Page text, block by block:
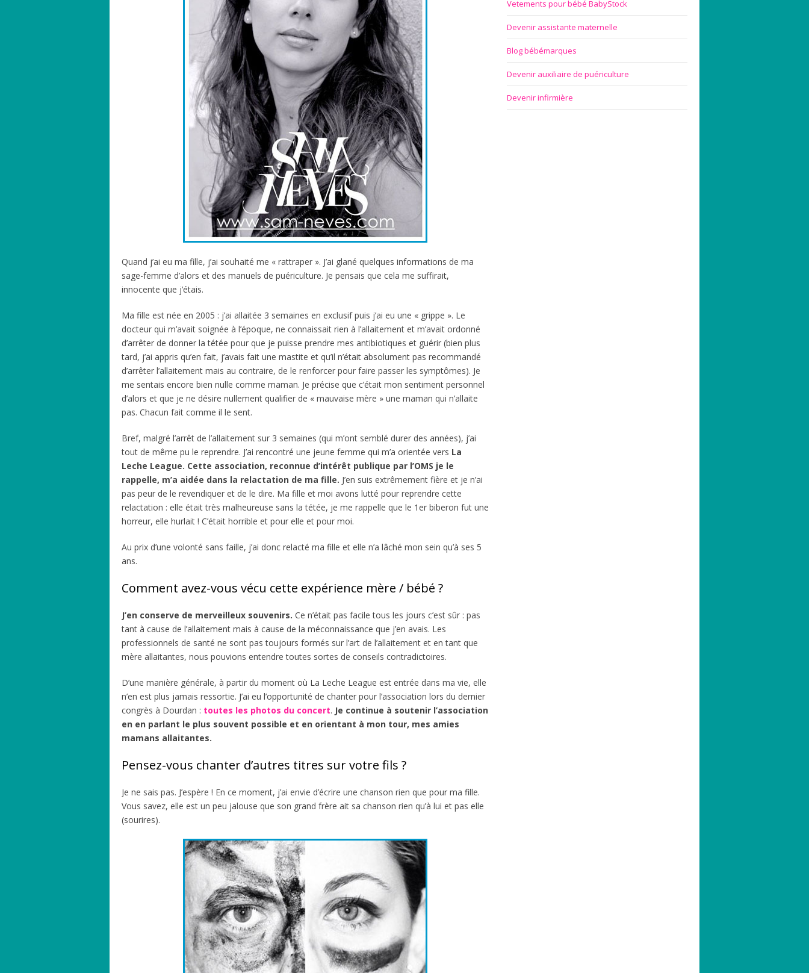
Quand j’ai eu ma fille, j’ai souhaité me « rattraper ». J’ai glané quelques informations de ma
sage-femme d’alors et des manuels de puériculture. Je pensais que cela me suffirait,
innocente que j’étais.
Ma fille est née en 2005 : j’ai allaitée 3 semaines en exclusif puis j’ai eu une « grippe ». Le
docteur qui m’avait soignée à l’époque, ne connaissait rien à l’allaitement et m’avait ordonné
d’arrêter de donner la tétée pour que je puisse prendre mes antibiotiques et guérir (bien plus
tard, j’ai appris qu’en fait, j’avais fait une mastite et qu’il n’était absolument pas recommandé
d’arrêter l’allaitement mais au contraire, de le renforcer pour faire passer les symptômes). Je
me sentais encore bien nulle comme maman. Je précise que c’était mon sentiment personnel
d’alors et que je ne désire nullement qualifier de « mauvaise mère » une maman qui n’allaite
pas. Chacun fait comme il le sent.
Bref, malgré l’arrêt de l’allaitement sur 3 semaines (qui m’ont semblé durer des années), j’ai
tout de même pu le reprendre. J’ai rencontré une jeune femme qui m’a orientée vers La
Leche League. Cette association, reconnue d’intérêt publique par l’OMS je le
rappelle, m’a aidée dans la relactation de ma fille. J’en suis extrêmement fière et je n’ai
pas peur de le revendiquer et de le dire. Ma fille et moi avons lutté pour reprendre cette
relactation : elle était très malheureuse sans la tétée, je me rappelle que le 1er biberon fut une
horreur, elle hurlait ! C’était horrible et pour elle et pour moi.
Au prix d’une volonté sans faille, j’ai donc relacté ma fille et elle n’a lâché mon sein qu’à ses 5
ans.
Comment avez-vous vécu cette expérience mère / bébé ?
J’en conserve de merveilleux souvenirs. Ce n’était pas facile tous les jours c’est sûr : pas
tant à cause de l’allaitement mais à cause de la méconnaissance que j’en avais. Les
professionnels de santé ne sont pas toujours formés sur l’art de l’allaitement et en tant que
mère allaitantes, nous pouvions entendre toutes sortes de conseils contradictoires.
D’une manière générale, à partir du moment où La Leche League est entrée dans ma vie, elle
n’en est plus jamais ressortie. J’ai eu l’opportunité de chanter pour l’association lors du dernier
congrès à Dourdan : toutes les photos du concert. Je continue à soutenir l’association
en en parlant le plus souvent possible et en orientant à mon tour, mes amies
mamans allaitantes.
Pensez-vous chanter d’autres titres sur votre fils ?
Je ne sais pas. J’espère ! En ce moment, j’ai envie d’écrire une chanson rien que pour ma fille.
Vous savez, elle est un peu jalouse que son grand frère ait sa chanson rien qu’à lui et pas elle
(sourires).
Vetements pour bébé BabyStock
Devenir assistante maternelle
Blog bébémarques
Devenir auxiliaire de puériculture
Devenir infirmière